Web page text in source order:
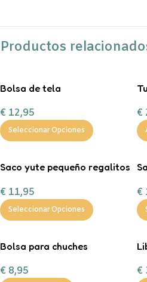
Productos
Bolsa de tela
€ 12,95
Seleccionar Opciones
€
Saco yute pequeño regalitos
€ 11,95
Seleccionar Opciones
€
Bolsa para chuches
€ 8,95 €